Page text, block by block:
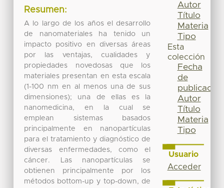
Resumen:
A lo largo de los años el desarrollo
de nanomateriales ha tenido un
impacto positivo en diversas áreas
por las ventajas, cualidades y
propiedades novedosas que los
materiales presentan en esta escala
(1-100 nm en al menos una de sus
dimensiones); una de ellas es la
nanomedicina, en la cual se
emplean sistemas basados
principalmente en nanopartículas
para el tratamiento y diagnóstico de
diversas enfermedades, como el
cáncer. Las nanopartículas se
obtienen principalmente por los
métodos bottom-up y top-down, de
Autor
Título
Materia
Tipo
Esta
colección
Fecha
de
publicación
Autor
Título
Materia
Tipo
Usuario
Acceder